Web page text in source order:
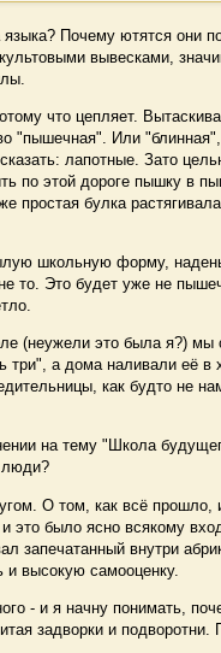
Почему ютятся они по
вывесками,
что цепляет.
"пышечная". Или "блинная",
лапотные. Зато
по этой дороге пышку в
простая булка
школьную форму,
то. Это будет уже не
(неужели это была я?) мы
три", а дома наливали её в
как будто не
на тему "Школа
люди?
О том, как всё прошло,
это было ясно всякому
запечатанный внутри
высокую самооценку.
- и я начну понимать,
задворки и подворотни.